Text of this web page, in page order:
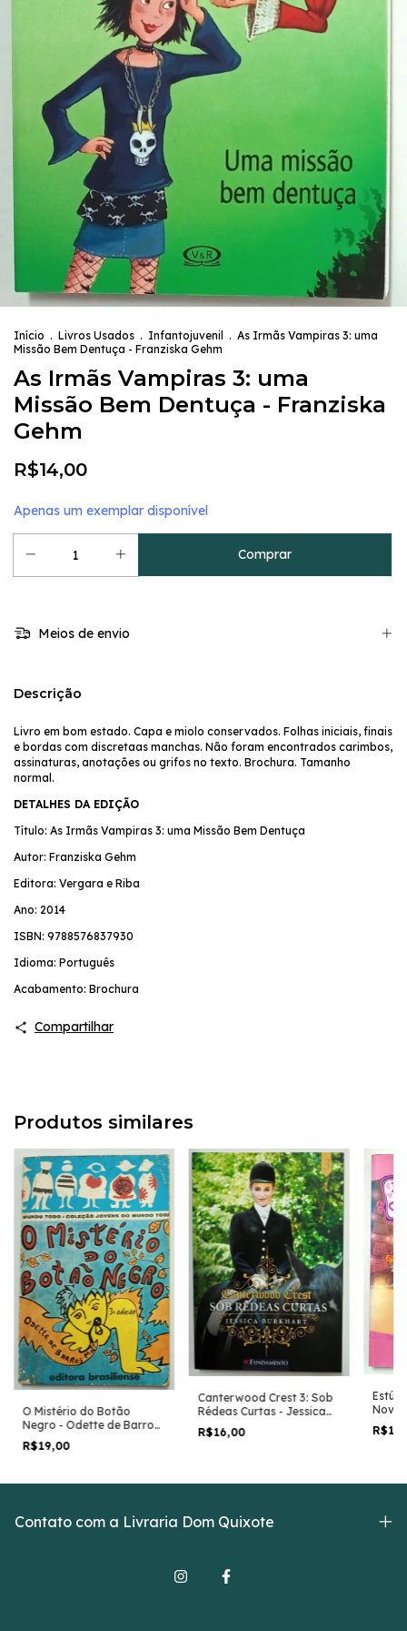
Início . Livros Usados . Infantojuvenil . As Irmãs Vampiras 3: uma
Missão Bem Dentuça - Franziska Gehm
As Irmãs Vampiras 3: uma
Missão Bem Dentuça - Franziska
Gehm
R$14,00
Apenas um exemplar disponível
Meios de envio
Descrição
Livro em bom estado. Capa e miolo conservados. Folhas iniciais, finais
e bordas com discretaas manchas. Não foram encontrados carimbos,
assinaturas, anotações ou grifos no texto. Brochura. Tamanho
normal.
DETALHES DA EDIÇÃO
Título: As Irmãs Vampiras 3: uma Missão Bem Dentuça
Autor: Franziska Gehm
Editora: Vergara e Riba
Ano: 2014
ISBN: 9788576837930
Idioma: Português
Acabamento: Brochura
Compartilhar
Produtos similares
O Mistério do Botão
Negro - Odette de Barros
Mott
R$19,00
Canterwood Crest 3: Sob
Rédeas Curtas - Jessica
Burkhart
R$16,00
Nova
Contato com a Livraria Dom Quixote